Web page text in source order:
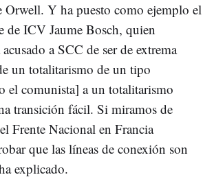
Orwell. Y ha puesto como ejemplo el
de ICV Jaume Bosch, quien
a SCC de ser de extrema
un totalitarismo de un tipo
el comunista] a un totalitarismo
transición fácil. Si miramos de
Frente Nacional en Francia
que las líneas de conexión son
explicado.